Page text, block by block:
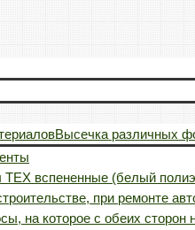
Высечка различных
TEX вспененные (белый
при ремонте
на которое с обеих